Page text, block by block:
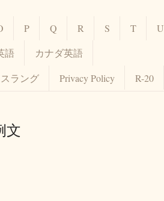
P Q R S T
U
語 カナダ英語
ラング Privacy Policy R-20
文